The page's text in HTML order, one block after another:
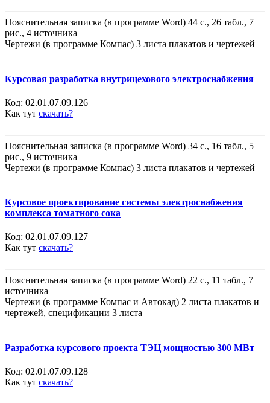
Пояснительная записка (в программе Word) 44 с., 26 табл., 7
рис., 4 источника
Чертежи (в программе Компас) 3 листа плакатов и чертежей
Курсовая разработка внутрицехового электроснабжения
Код: 02.01.07.09.126
Как тут скачать?
Пояснительная записка (в программе Word) 34 с., 16 табл., 5
рис., 9 источника
Чертежи (в программе Компас) 3 листа плакатов и чертежей
Курсовое проектирование системы электроснабжения
комплекса томатного сока
Код: 02.01.07.09.127
Как тут скачать?
Пояснительная записка (в программе Word) 22 с., 11 табл., 7
источника
Чертежи (в программе Компас и Автокад) 2 листа плакатов и
чертежей, спецификации 3 листа
Разработка курсового проекта ТЭЦ мощностью 300 МВт
Код: 02.01.07.09.128
Как тут скачать?